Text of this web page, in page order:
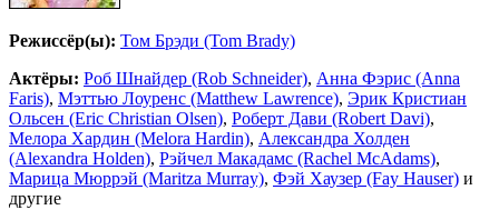
Режиссёр(ы): Том Брэди (Tom Brady)
Актёры: Роб Шнайдер (Rob Schneider), Анна Фэрис (Anna
Faris), Мэттью Лоуренс (Matthew Lawrence), Эрик Кристиан
Ольсен (Eric Christian Olsen), Роберт Дави (Robert Davi),
Мелора Хардин (Melora Hardin), Александра Холден
(Alexandra Holden), Рэйчел Макадамс (Rachel McAdams),
Марица Мюррэй (Maritza Murray), Фэй Хаузер (Fay Hauser) и
другие